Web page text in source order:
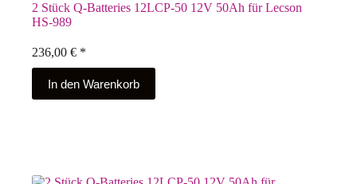
2 Stück Q-Batteries 12LCP-50 12V 50Ah für Lecson
HS-989
236,00 € *
In den Warenkorb